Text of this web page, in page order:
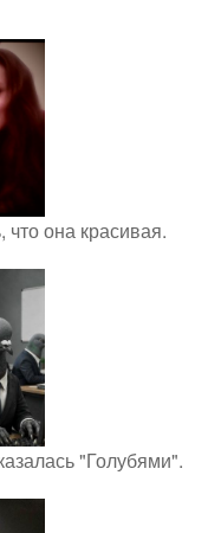
она красивая.
"Голубями".